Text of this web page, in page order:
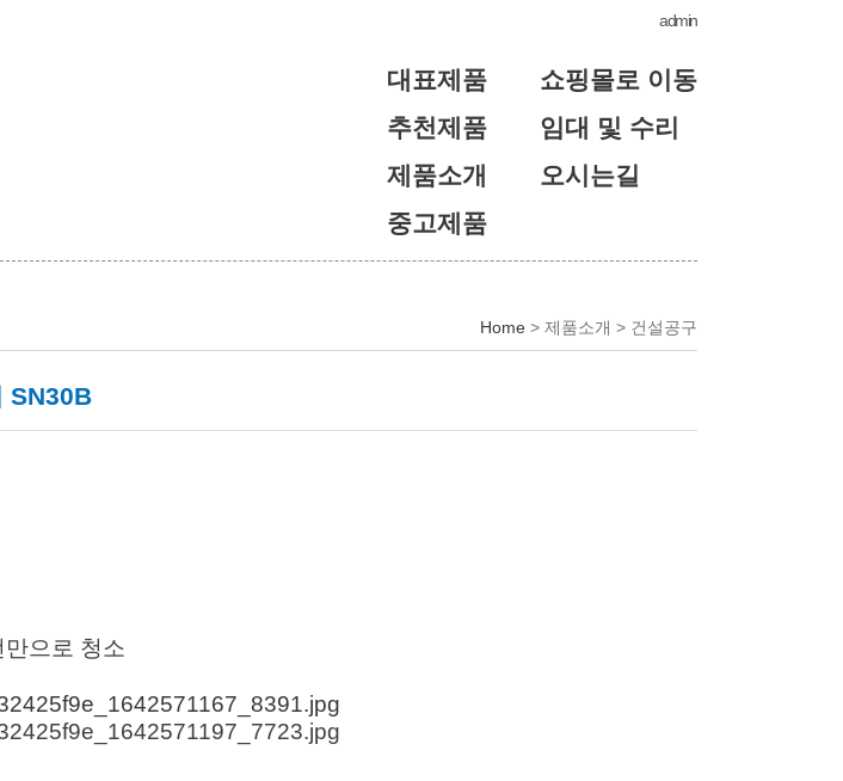
admin
대표제품
추천제품
제품소개
중고제품
쇼핑몰로 이동
임대 및 수리
오시는길
Home > 제품소개 > 건설공구
SN30B
으로 청소